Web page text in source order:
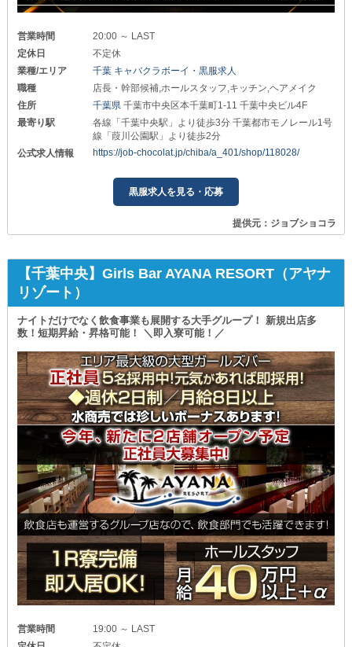
営業時間
20:00 ～ LAST
定休日
不定休
業種/エリア
千葉 キャバクラボーイ・黒服求人
職種
店長・幹部候補,ホールスタッフ,キッチン,ヘアメイク
住所
千葉県千葉市中央区本千葉町1-11 千葉中央ビル4F
最寄り駅
各線「千葉中央駅」より徒歩3分 千葉都市モノレール1号
線「葭川公園駅」より徒歩2分
公式求人情報
https://job-chocolat.jp/chiba/a_401/shop/118028/
黒服求人を見る・応募
提供元：ジョブショコラ
【千葉中央】Girls Bar AYANA RESORT（アヤナ
リゾート）
ナイトだけでなく飲食事業も展開する大手グループ！ 新規出店多
数！短期昇給・昇格可能！ ＼即入寮可能！／
営業時間
19:00 ～ LAST